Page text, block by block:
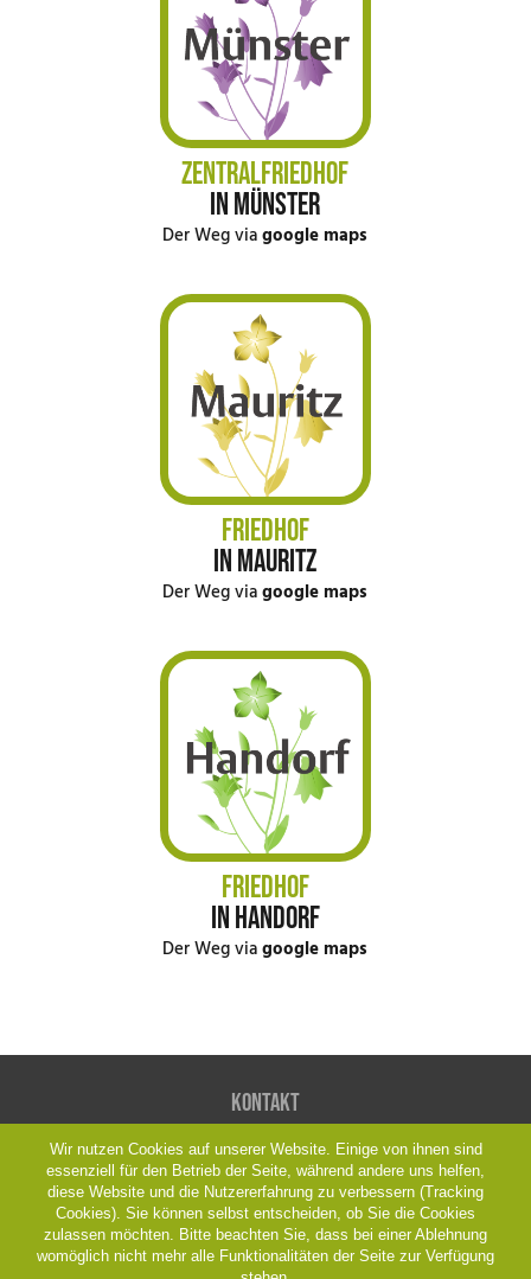
ZENTRALFRIEDHOF
IN MÜNSTER
Der Weg viagoogle maps
FRIEDHOF
IN MAURITZ
Der Weg viagoogle maps
FRIEDHOF
IN HANDORF
Der Weg viagoogle maps
Kontakt
Friedhofsgärtnerei Böttcher
Christian Böttcher
Lauheide 15, 48291 Telgte
Fon: 02504 2201
www.lauheide.de
Wir nutzen Cookies auf unserer Website. Einige von ihnen sind
essenziell für den Betrieb der Seite, während andere uns helfen,
diese Website und die Nutzererfahrung zu verbessern (Tracking
Cookies). Sie können selbst entscheiden, ob Sie die Cookies
zulassen möchten. Bitte beachten Sie, dass bei einer Ablehnung
womöglich nicht mehr alle Funktionalitäten der Seite zur Verfügung